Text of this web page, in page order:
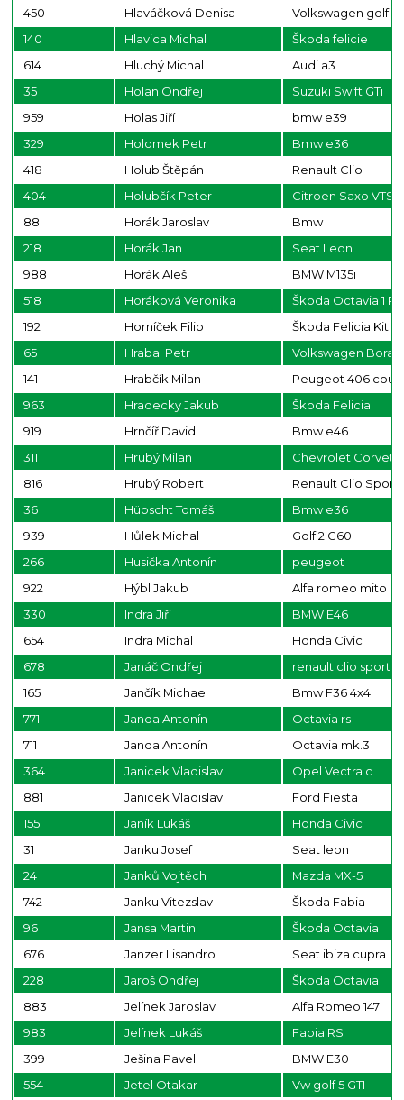
450
Hlaváčková Denisa
Volkswagen golf
140
Hlavica Michal
Škoda felicie
614
Hluchý Michal
Audi a3
35
Holan Ondřej
Suzuki Swift GTi
959
Holas Jiří
bmw e39
329
Holomek Petr
Bmw e36
418
Holub Štěpán
Renault Clio
404
Holubčík Peter
Citroen Saxo VTS
88
Horák Jaroslav
Bmw
218
Horák Jan
Seat Leon
988
Horák Aleš
BMW M135i
518
Horáková Veronika
Škoda Octavia 1
192
Horníček Filip
Škoda Felicia Kit
65
Hrabal Petr
Volkswagen Bora
141
Hrabčík Milan
Peugeot 406
963
Hradecky Jakub
Škoda Felicia
919
Hrnčíř David
Bmw e46
311
Hrubý Milan
Chevrolet
816
Hrubý Robert
Renault Clio Sport
36
Hübscht Tomáš
Bmw e36
939
Hůlek Michal
Golf 2 G60
266
Husička Antonín
peugeot
922
Hýbl Jakub
Alfa romeo mito
330
Indra Jiří
BMW E46
654
Indra Michal
Honda Civic
678
Janáč Ondřej
renault clio sport
165
Jančík Michael
Bmw F36 4x4
771
Janda Antonín
Octavia rs
711
Janda Antonín
Octavia mk.3
364
Janicek Vladislav
Opel Vectra c
881
Janicek Vladislav
Ford Fiesta
155
Janík Lukáš
Honda Civic
31
Janku Josef
Seat leon
24
Janků Vojtěch
Mazda MX-5
742
Janku Vitezslav
Škoda Fabia
96
Jansa Martin
Škoda Octavia
676
Janzer Lisandro
Seat ibiza cupra
228
Jaroš Ondřej
Škoda Octavia
883
Jelínek Jaroslav
Alfa Romeo 147
983
Jelínek Lukáš
Fabia RS
399
Ješina Pavel
BMW E30
554
Jetel Otakar Vw golf 5 GTI